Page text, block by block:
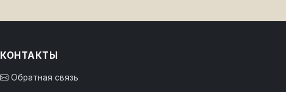
КОНТАКТЫ
Обратная связь